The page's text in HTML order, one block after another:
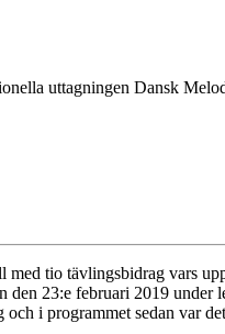
uttagningen Dansk
tio tävlingsbidrag vars
23:e februari 2019 under
i programmet sedan var